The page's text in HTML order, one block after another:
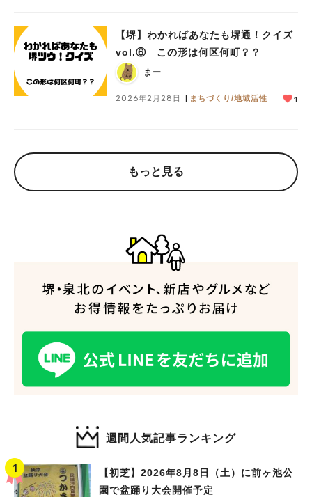
【堺】わかればあなたも堺通！クイズ
vol.⑥ この形は何区何町？？
まー
2026年2月28日 まちづくり/地域活性 1
もっと見る
週間人気記事ランキング
【初芝】2026年8月8日（土）に前ヶ池公
園で盆踊り大会開催予定